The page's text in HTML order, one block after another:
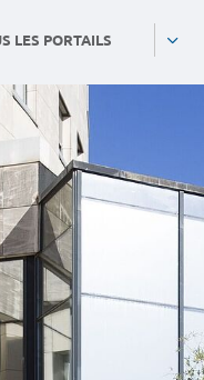
LES PORTAILS